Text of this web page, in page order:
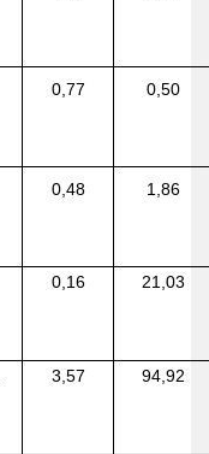
0,77 0,50
0,48 1,86
0,16 21,03
3,57 94,92